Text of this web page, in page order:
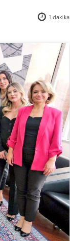
1 dakika